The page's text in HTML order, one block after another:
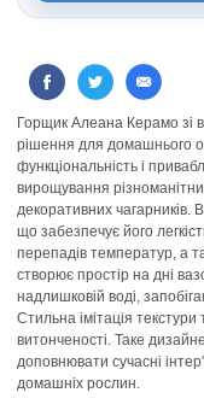
Горщик Алеана Керамо зі
рішення для домашнього
функціональність і
вирощування
декоративних чагарників.
що забезпечує його
перепадів температур, а
створює простір на дні
надлишковій воді,
Стильна імітація текстури
витонченості. Таке
доповнювати сучасні
домашніх рослин.